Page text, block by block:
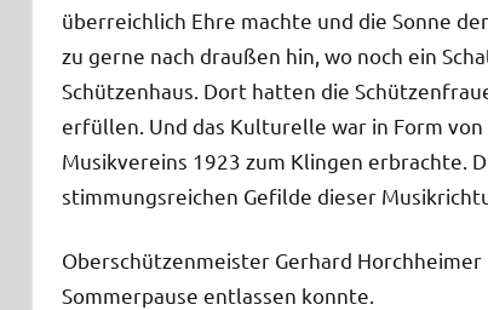
überreichlich Ehre machte und die Sonne
zu gerne nach draußen hin, wo noch ein
Schützenhaus. Dort hatten die
erfüllen. Und das Kulturelle war in Form
Musikvereins 1923 zum Klingen erbrachte.
stimmungsreichen Gefilde dieser
Oberschützenmeister Gerhard
Sommerpause entlassen konnte.